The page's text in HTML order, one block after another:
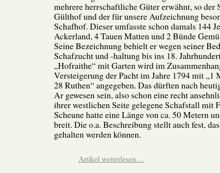
mehrere herrschaftliche Güter erwähnt, so der
Gülthof und der für unsere Aufzeichnung
Schafhof. Dieser umfasste schon damals 144
Ackerland, 4 Tauen Matten und 2 Bünde
Seine Bezeichnung behielt er wegen seiner
Schafzucht und -haltung bis ins 18.
„Hofraithe“ mit Garten wird im
Versteigerung der Pacht im Jahre 1794 mit „1
28 Ruthen“ angegeben. Das dürften nach
Ar gewesen sein, also schon eine recht
ihrer westlichen Seite gelegene Schafstall mit
Scheune hatte eine Länge von ca. 50 Metern
breit. Die o.a. Beschreibung stellt auch fest,
gehalten werden können.
Artikel weiterlesen…